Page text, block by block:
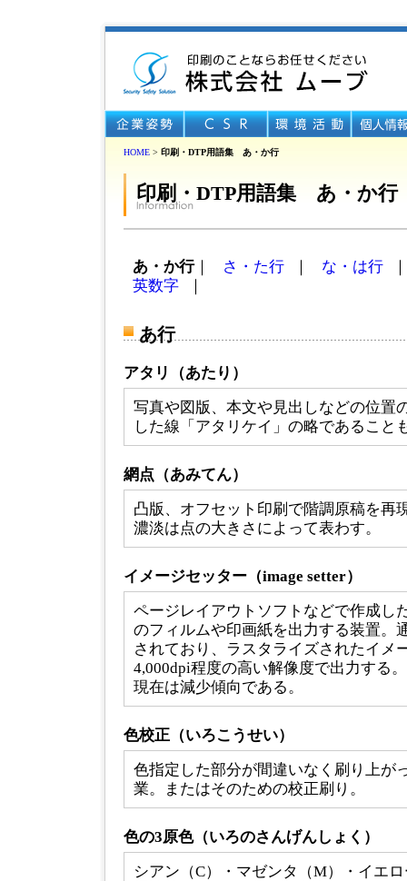
HOME > 印刷・DTP用語集 あ・か行
印刷・DTP用語集 あ・か行
あ・か行｜ さ・た行 ｜ な・は行
｜
英数字
｜
あ行
アタリ（あたり）
写真や図版、本文や見出しなどの位置
した線「アタリケイ」の略であること
網点（あみてん）
凸版、オフセット印刷で階調原稿を再
濃淡は点の大きさによって表わす。
イメージセッター（image setter）
ページレイアウトソフトなどで作成し
のフィルムや印画紙を出力する装置。
されており、ラスタライズされたイメ
4,000dpi程度の高い解像度で出力する
現在は減少傾向である。
色校正（いろこうせい）
色指定した部分が間違いなく刷り上が
業。またはそのための校正刷り。
色の3原色（いろのさんげんしょく）
シアン（C）・マゼンタ（M）・イエ